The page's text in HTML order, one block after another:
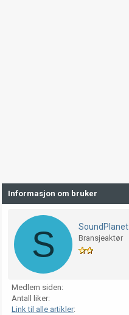
Informasjon om bruker
S SoundPlanet
Bransjeaktør
Medlem siden
Antall liker
Link til alle artikler